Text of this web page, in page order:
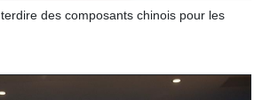
des composants chinois pour les